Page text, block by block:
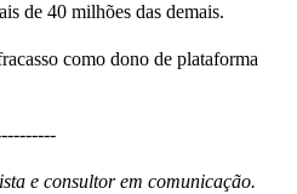
de 40 milhões das demais.
como dono de plataforma
e consultor em comunicação.